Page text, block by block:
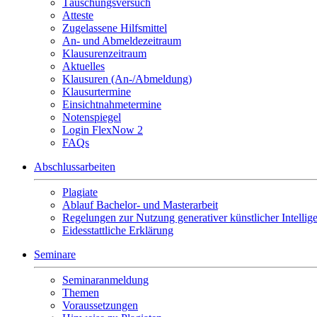
Täuschungsversuch
Atteste
Zugelassene Hilfsmittel
An- und Abmeldezeitraum
Klausurenzeitraum
Aktuelles
Klausuren (An-/Abmeldung)
Klausurtermine
Einsichtnahmetermine
Notenspiegel
Login FlexNow 2
FAQs
Abschlussarbeiten
Plagiate
Ablauf Bachelor- und Masterarbeit
Regelungen zur Nutzung generativer künstlicher
Eidesstattliche Erklärung
Seminare
Seminaranmeldung
Themen
Voraussetzungen